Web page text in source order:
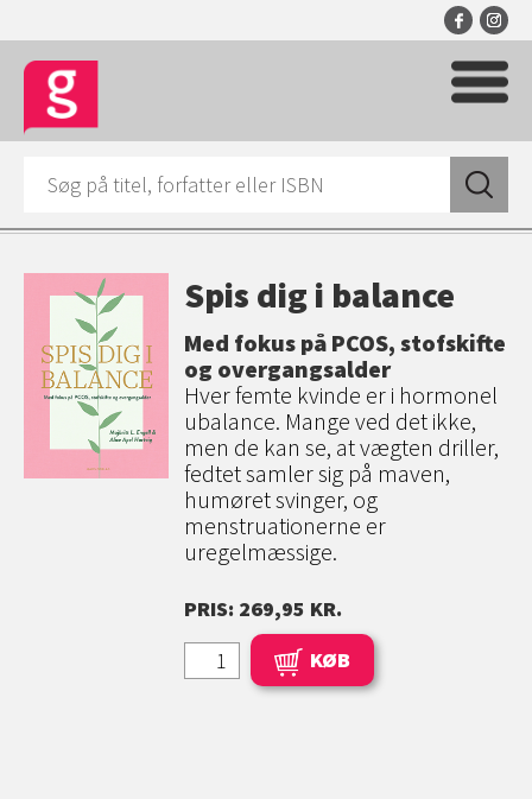
Spis dig i balance
Med fokus på PCOS, stofskifte
og overgangsalder
Hver femte kvinde er i hormonel
ubalance. Mange ved det ikke,
men de kan se, at vægten driller,
fedtet samler sig på maven,
humøret svinger, og
menstruationerne er
uregelmæssige.
PRIS: 269,95 KR.
KØB